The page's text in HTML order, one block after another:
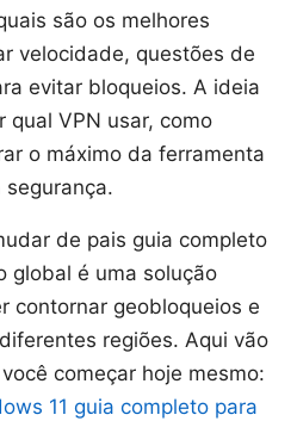
são os melhores
velocidade, questões de
evitar bloqueios. A ideia
qual VPN usar, como
o máximo da ferramenta
segurança.
de pais guia completo
global é uma solução
contornar geobloqueios e
regiões. Aqui vão
começar hoje mesmo:
11 guia completo para